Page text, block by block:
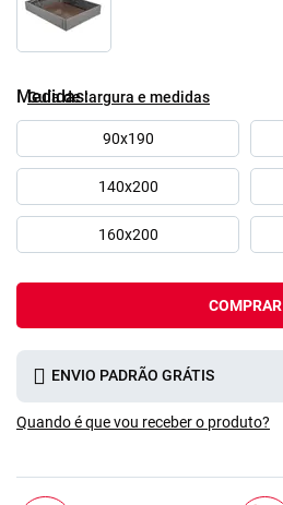
Guía de largura e medidas
Medidas
90x190
140x200
160x200
COMPRAR
ENVIO PADRÃO GRÁTIS
Quando é que vou receber o produto?